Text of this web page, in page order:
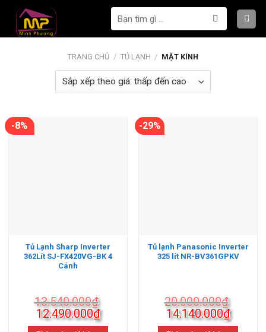
nội
kiếm:
TRANG CHỦ / TỦ LẠNH / MẶT KÍNH
-8%
Tủ Lạnh Sharp Inverter
362Lít SJ-FX420VG-BK 4
Cánh
13.540.000₫
Giá
gốc
12.490.000₫Giá
hiện
-29%
Tủ lạnh Panasonic Inverter
325 lít NR-BV361GPKV
20.000.000₫
Giá
gốc
14.140.000₫Giá
hiện